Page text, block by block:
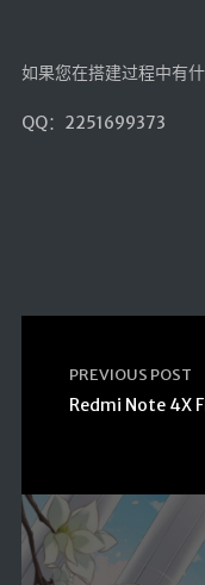
如果您在搭建过程中有
QQ：2251699373
PREVIOUS POST
Redmi Note 4X